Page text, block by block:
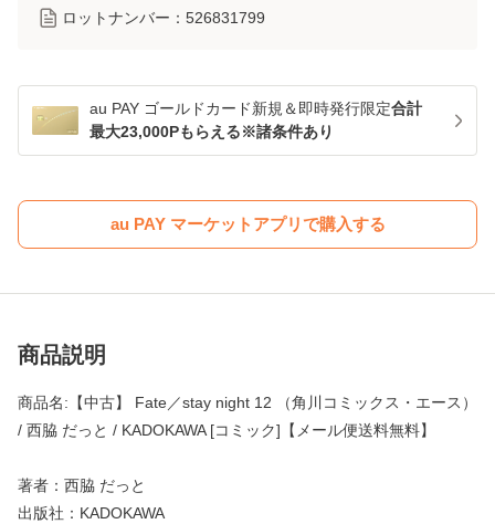
ロットナンバー： 526831799
au PAY ゴールドカード新規＆即時発行限定合計
最大23,000Pもらえる※諸条件あり
au PAY マーケットアプリで購入する
商品説明
商品名:【中古】 Fate／stay night 12 （角川コミックス・エース）
/ 西脇 だっと / KADOKAWA [コミック]【メール便送料無料】
著者：西脇 だっと
出版社：KADOKAWA